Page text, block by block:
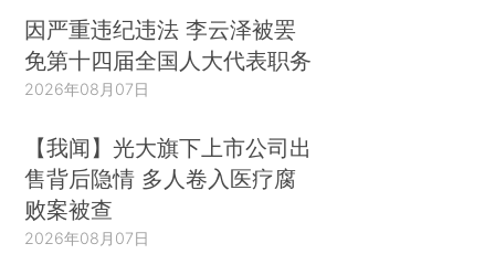
因严重违纪违法 李云泽被罢
免第十四届全国人大代表职务
2026年08月07日
【我闻】光大旗下上市公司出
售背后隐情 多人卷入医疗腐
败案被查
2026年08月07日